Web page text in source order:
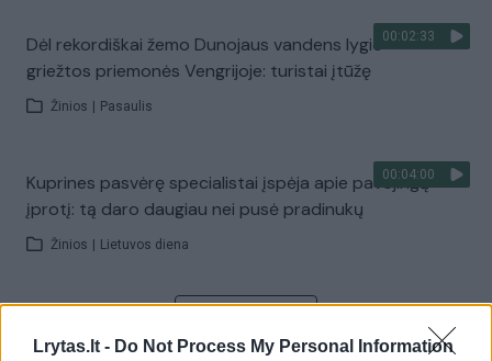
Lrytas.lt - Do Not Process My Personal Information
00:02:33
Dėl rekordiškai žemo Dunojaus vandens lygio –
griežtos priemonės Vengrijoje: turistai įtūžę
Žinios Pasaulis
00:04:00
Kuprines pasvėrę specialistai įspėja apie pavojingą
įprotį: tą daro daugiau nei pusė pradinukų
Žinios Lietuvos diena